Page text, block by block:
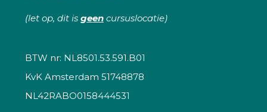
(let op, dit is geen cursuslocatie)
BTW nr: NL8501.53.591.B01
KvK Amsterdam 51748878
NL42RABO0158444531